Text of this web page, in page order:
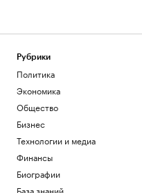
Рубрики
Политика
Экономика
Общество
Бизнес
Технологии и медиа
Финансы
Биографии
База знаний